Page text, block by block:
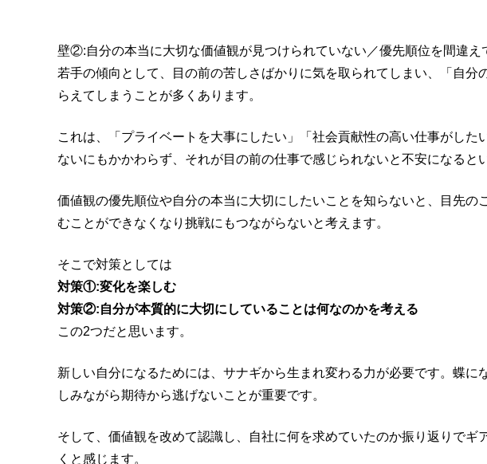
壁②:自分の本当に大切な価値観が見つけられていない／優先順位を間違え
若手の傾向として、目の前の苦しさばかりに気を取られてしまい、「自
らえてしまうことが多くあります。
これは、「プライベートを大事にしたい」「社会貢献性の高い仕事がし
ないにもかかわらず、それが目の前の仕事で感じられないと不安になると
価値観の優先順位や自分の本当に大切にしたいことを知らないと、目先
むことができなくなり挑戦にもつながらないと考えます。
そこで対策としては
対策①:変化を楽しむ
対策②:自分が本質的に大切にしていることは何なのかを考える
この2つだと思います。
新しい自分になるためには、サナギから生まれ変わる力が必要です。蝶
しみながら期待から逃げないことが重要です。
そして、価値観を改めて認識し、自社に何を求めていたのか振り返りで
くと感じます。